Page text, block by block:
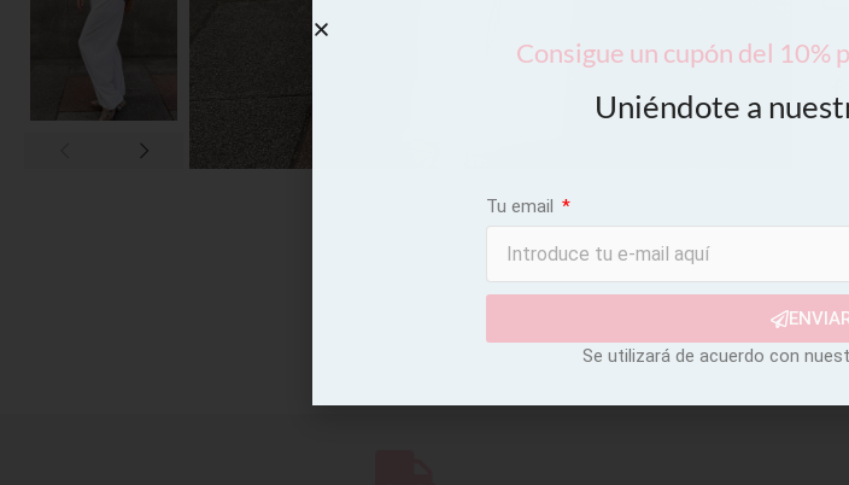
Consigue un cupón del 10%
Uniéndote a
Tu email
Se utilizará de acuerdo con